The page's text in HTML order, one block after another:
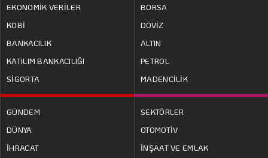
EKONOMİK VERİLER
KOBİ
BANKACILIK
KATILIM BANKACILIĞI
SİGORTA
BORSA
DÖVİZ
ALTIN
PETROL
MADENCİLİK
GÜNDEM
DÜNYA
İHRACAT
SEKTÖRLER
OTOMOTİV
İNŞAAT VE EMLAK